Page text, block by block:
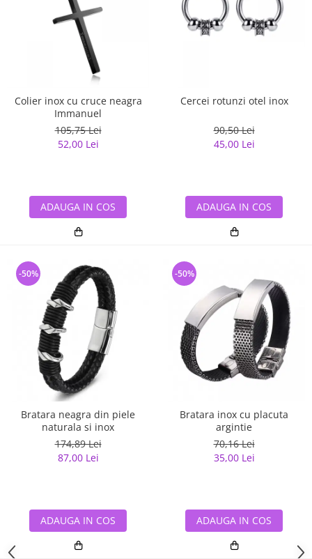
Colier inox cu cruce neagra
Immanuel
105,75 Lei
52,00 Lei
ADAUGA IN COS
Cercei rotunzi otel inox
90,50 Lei
45,00 Lei
ADAUGA IN COS
Bratara neagra din piele
naturala si inox
174,89 Lei
87,00 Lei
-50%
ADAUGA IN COS
Bratara inox cu placuta
argintie
70,16 Lei
35,00 Lei
-50%
ADAUGA IN COS